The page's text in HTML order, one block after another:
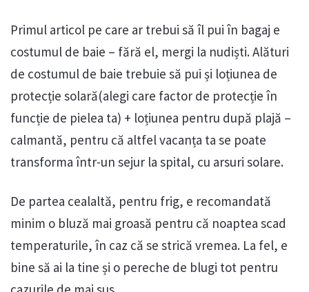
Primul articol pe care ar trebui să îl pui în bagaj e
costumul de baie – fără el, mergi la nudiști. Alături
de costumul de baie trebuie să pui și loțiunea de
protecție solară(alegi care factor de protecție în
funcție de pielea ta) + loțiunea pentru după plajă –
calmantă, pentru că altfel vacanța ta se poate
transforma într-un sejur la spital, cu arsuri solare.
De partea cealaltă, pentru frig, e recomandată
minim o bluză mai groasă pentru că noaptea scad
temperaturile, în caz că se strică vremea. La fel, e
bine să ai la tine și o pereche de blugi tot pentru